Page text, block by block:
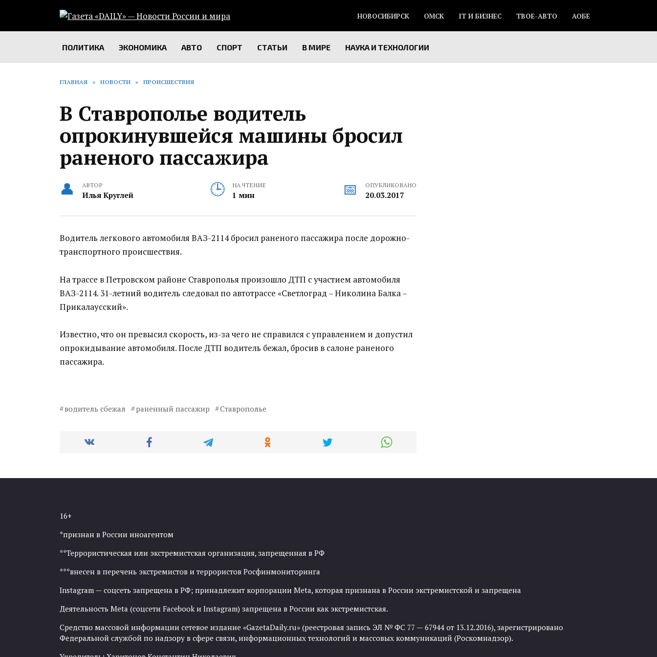
содержанию
НОВОСИБИРСК ОМСК IT И БИЗНЕС ТВОЕ-АВТО АОБЕ
ПОЛИТИКА ЭКОНОМИКА АВТО СПОРТ СТАТЬИ В МИРЕ НАУКА И ТЕХНОЛОГИИ
ГЛАВНАЯ » НОВОСТИ » ПРОИСШЕСТВИЯ
В Ставрополье водитель
опрокинувшейся машины бросил
раненого пассажира
АВТОР
Илья Круглей
НА ЧТЕНИЕ
1 мин
ОПУБЛИКОВАНО
20.03.2017
Водитель легкового автомобиля ВАЗ-2114 бросил раненого пассажира после дорожно-
транспортного происшествия.
На трассе в Петровском районе Ставрополья произошло ДТП с участием автомобиля
ВАЗ-2114. 31-летний водитель следовал по автотрассе «Светлоград – Николина Балка –
Прикалаусский».
Известно, что он превысил скорость, из-за чего не справился с управлением и допустил
опрокидывание автомобиля. После ДТП водитель бежал, бросив в салоне раненого
пассажира.
водитель сбежал раненный пассажир Ставрополье
16+
*признан в России иноагентом
**Террористическая или экстремистская организация, запрещенная в РФ
***внесен в перечень экстремистов и террористов Росфинмониторинга
Instagram — соцсеть запрещена в РФ; принадлежит корпорации Meta, которая признана в России экстремистской и запрещена
Деятельность Meta (соцсети Facebook и Instagram) запрещена в России как экстремистская.
Средство массовой информации сетевое издание «GazetaDaily.ru» (реестровая запись ЭЛ № ФС 77 — 67944 от 13.12.2016), зарегистрировано
Федеральной службой по надзору в сфере связи, информационных технологий и массовых коммуникаций (Роскомнадзор).